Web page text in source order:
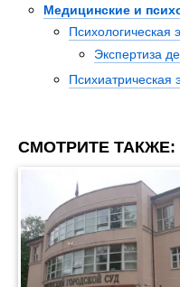
Медицинские и
Психологическая
Экспертиза
Психиатрическая
СМОТРИТЕ ТАКЖЕ: